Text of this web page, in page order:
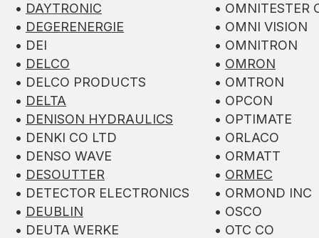
• DAYTRONIC
• DEGERENERGIE
• DEI
• DELCO
• DELCO PRODUCTS
• DELTA
• DENISON HYDRAULICS
• DENKI CO LTD
• DENSO WAVE
• DESOUTTER
• DETECTOR ELECTRONICS
• DEUBLIN
• DEUTA WERKE
• OMNITESTER
• OMNI VISION
• OMNITRON
• OMRON
• OMTRON
• OPCON
• OPTIMATE
• ORLACO
• ORMATT
• ORMEC
• ORMOND INC
• OSCO
• OTC CO